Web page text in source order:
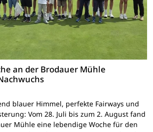
an der Brodauer Mühle
blauer Himmel, perfekte Fairways und
Vom 28. Juli bis zum 2. August fand
Mühle eine lebendige Woche für den